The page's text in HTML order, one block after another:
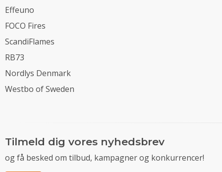
Effeuno
FOCO Fires
ScandiFlames
RB73
Nordlys Denmark
Westbo of Sweden
Tilmeld dig vores nyhedsbrev
og få besked om tilbud, kampagner og konkurrencer!